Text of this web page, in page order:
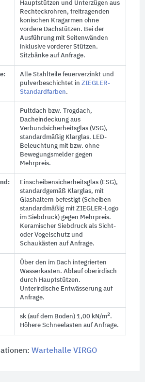
Hauptstützen und Unterzügen aus
Rechteckrohren, freitragenden
konischen Kragarmen ohne
vordere Dachstützen. Bei der
Ausführung mit Seitenwänden
inklusive vorderer Stützen.
Sitzbänke auf Anfrage.
Alle Stahlteile feuerverzinkt und
pulverbeschichtet in ZIEGLER-
Standardfarben.
Pultdach bzw. Trogdach,
Dacheindeckung aus
Verbundsicherheitsglas (VSG),
standardmäßig Klarglas. LED-
Beleuchtung mit bzw. ohne
Bewegungsmelder gegen
Mehrpreis.
Einscheibensicherheitsglas (ESG),
standardgemäß Klarglas, mit
Glashaltern befestigt (Scheiben
standardmäßig mit ZIEGLER-Logo
im Siebdruck) gegen Mehrpreis.
Keramischer Siebdruck als Sicht-
oder Vogelschutz und
Schaukästen auf Anfrage.
Über den im Dach integrierten
Wasserkasten. Ablauf oberirdisch
durch Hauptstützen.
Unterirdische Entwässerung auf
Anfrage.
sk (auf dem Boden) 1,00 kN/m2.
Höhere Schneelasten auf Anfrage.
Wartehalle VIRGO